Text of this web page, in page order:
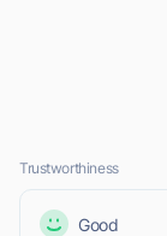
Trustworthiness
Good